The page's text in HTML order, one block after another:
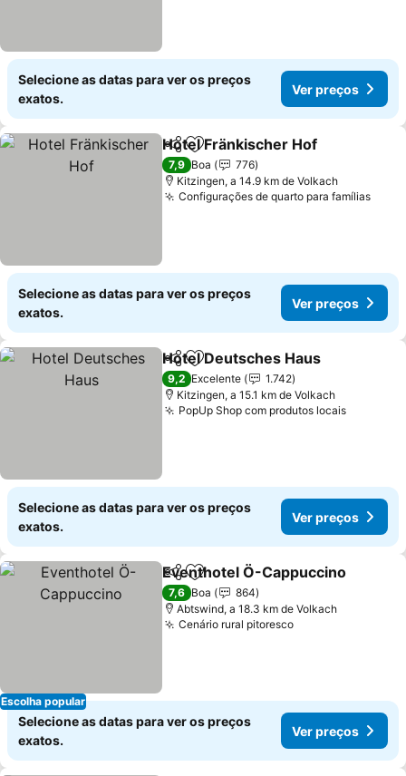
Selecione as datas para ver os preços
exatos.
Ver preços
PartilharAdicionar aos favoritos
Hotel Fränkischer Hof
7,9 Boa
776
Kitzingen, a 14.9 km de Volkach
Configurações de quarto para famíliasVer
Selecione as datas para ver os preços
exatos.
Ver preços
PartilharAdicionar aos favoritos
Hotel Deutsches Haus
9,2 Excelente
1.742
Kitzingen, a 15.1 km de Volkach
PopUp Shop com produtos locaisVer
Selecione as datas para ver os preços
exatos.
Ver preços
Escolha popular
PartilharAdicionar aos favoritos
Eventhotel Ö-Cappuccino
7,6 Boa
864
Abtswind, a 18.3 km de Volkach
Cenário rural pitorescoVer preços
Selecione as datas para ver os preços
exatos.
Ver preços